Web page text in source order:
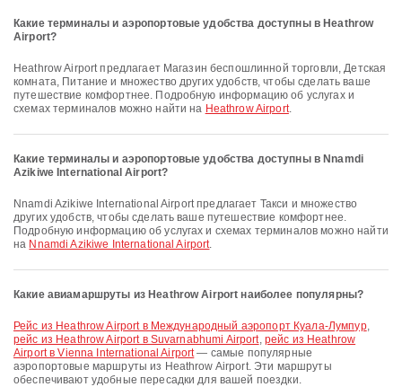
Какие терминалы и аэропортовые удобства доступны в Heathrow
Airport?
Heathrow Airport предлагает Магазин беспошлинной торговли, Детская
комната, Питание и множество других удобств, чтобы сделать ваше
путешествие комфортнее. Подробную информацию об услугах и
схемах терминалов можно найти на Heathrow Airport.
Какие терминалы и аэропортовые удобства доступны в Nnamdi
Azikiwe International Airport?
Nnamdi Azikiwe International Airport предлагает Такси и множество
других удобств, чтобы сделать ваше путешествие комфортнее.
Подробную информацию об услугах и схемах терминалов можно найти
на Nnamdi Azikiwe International Airport.
Какие авиамаршруты из Heathrow Airport наиболее популярны?
рейс из Heathrow Airport в Международный аэропорт Куала-Лумпур,
рейс из Heathrow Airport в Suvarnabhumi Airport, рейс из Heathrow
Airport в Vienna International Airport— самые популярные
аэропортовые маршруты из Heathrow Airport. Эти маршруты
обеспечивают удобные пересадки для вашей поездки.